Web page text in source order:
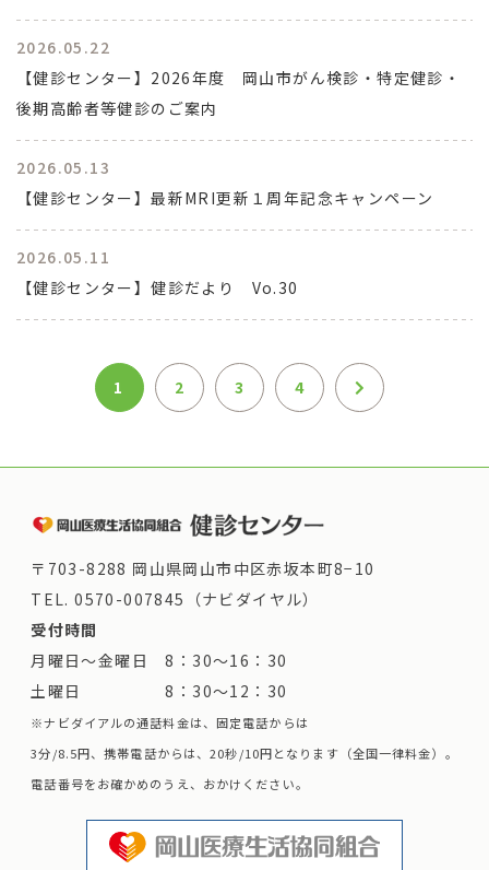
2026.05.22
【健診センター】2026年度 岡山市がん検診・特定健診・
後期高齢者等健診のご案内
2026.05.13
【健診センター】最新MRI更新１周年記念キャンペーン
2026.05.11
【健診センター】健診だより Vo.30
1 2 3 4
〒703-8288 岡山県岡山市中区赤坂本町8−10
TEL.0570-007845（ナビダイヤル）
受付時間
月曜日～金曜日 8：30～16：30
土曜日 8：30～12：30
※ナビダイアルの通話料金は、固定電話からは
3分/8.5円、携帯電話からは、20秒/10円となります（全国一律料金）。
電話番号をお確かめのうえ、おかけください。